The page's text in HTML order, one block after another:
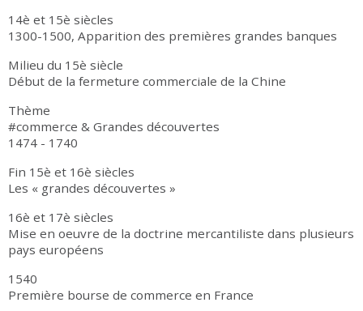
14è et 15è siècles
1300-1500, Apparition des premières grandes banques
Milieu du 15è siècle
Début de la fermeture commerciale de la Chine
Thème
#commerce & Grandes découvertes
1474 - 1740
Fin 15è et 16è siècles
Les « grandes découvertes »
16è et 17è siècles
Mise en oeuvre de la doctrine mercantiliste dans plusieurs
pays européens
1540
Première bourse de commerce en France